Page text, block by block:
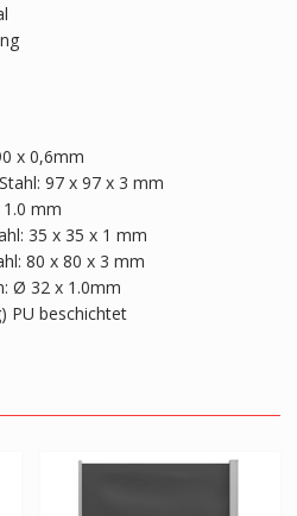
x 0,6mm
97 x 97 x 3 mm
mm
35 x 35 x 1 mm
80 x 80 x 3 mm
Ø 32 x 1.0mm
PU beschichtet